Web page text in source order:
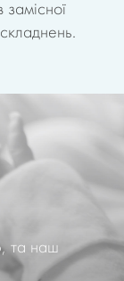
замісної
та наш